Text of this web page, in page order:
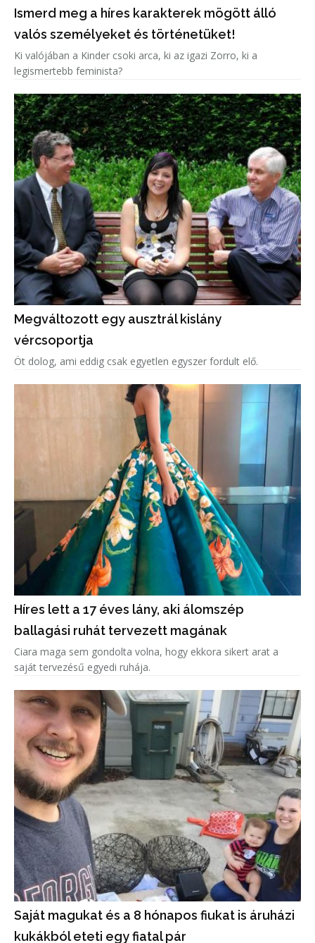
Ismerd meg a híres karakterek mögött álló
valós személyeket és történetüket!
Ki valójában a Kinder csoki arca, ki az igazi Zorro, ki a
legismertebb feminista?
Megváltozott egy ausztrál kislány
vércsoportja
Öt dolog, ami eddig csak egyetlen egyszer fordult elő.
Híres lett a 17 éves lány, aki álomszép
ballagási ruhát tervezett magának
Ciara maga sem gondolta volna, hogy ekkora sikert arat a
saját tervezésű egyedi ruhája.
Saját magukat és a 8 hónapos fiukat is áruházi
kukákból eteti egy fiatal pár